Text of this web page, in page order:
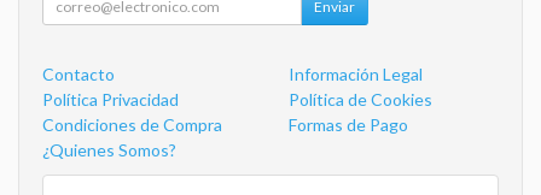
Enviar
Contacto
Información Legal
Política Privacidad
Política de Cookies
Condiciones de Compra
Formas de Pago
¿Quienes Somos?